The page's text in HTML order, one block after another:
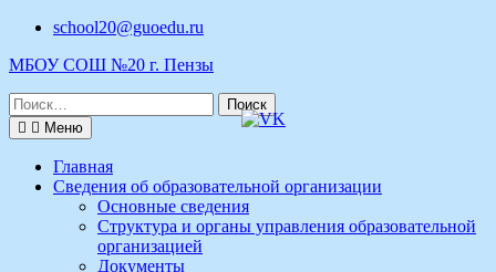
Перейти
содержимому
school20@guoedu.ru
МБОУ СОШ №20 г. Пензы
Поиск
по:
Меню
Главная
Сведения об образовательной организации
Основные сведения
Структура и органы управления образовательной
организацией
Документы